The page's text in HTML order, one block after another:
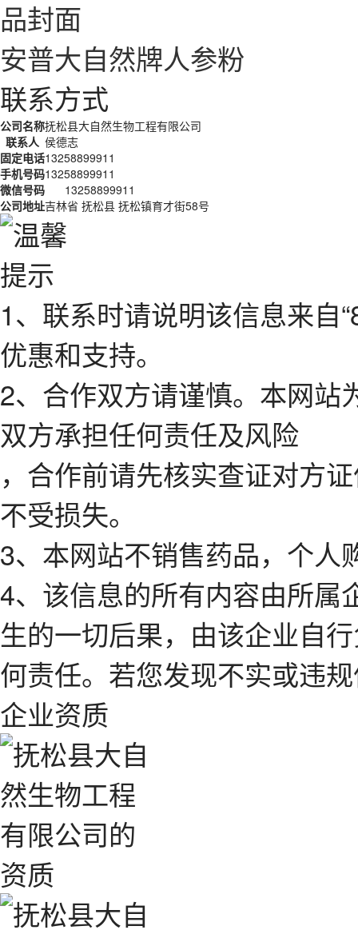
安普大自然牌人参粉
联系方式
公司名称抚松县大自然生物工程有限公司
联系人 侯德志
固定电话13258899911
手机号码13258899911
微信号码
13258899911
公司地址吉林省 抚松县 抚松镇育才街58号
1、联系时请说明该信息来自
优惠和支持。
2、合作双方请谨慎。本网站
双方承担任何责任及风险
，合作前请先核实查证对方
不受损失。
3、本网站不销售药品，个人
4、该信息的所有内容由所属
生的一切后果，由该企业自
何责任。若您发现不实或违
企业资质